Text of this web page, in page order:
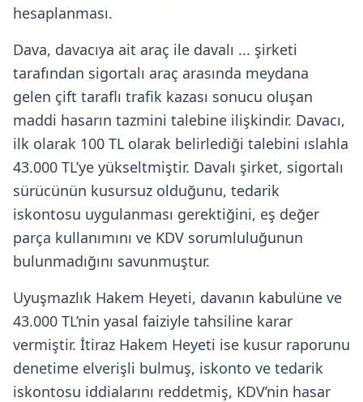
hesaplanması.
Dava, davacıya ait araç ile davalı ... şirketi
tarafından sigortalı araç arasında meydana
gelen çift taraflı trafik kazası sonucu oluşan
maddi hasarın tazmini talebine ilişkindir. Davacı,
ilk olarak 100 TL olarak belirlediği talebini ıslahla
43.000 TL’ye yükseltmiştir. Davalı şirket, sigortalı
sürücünün kusursuz olduğunu, tedarik
iskontosu uygulanması gerektiğini, eş değer
parça kullanımını ve KDV sorumluluğunun
bulunmadığını savunmuştur.
Uyuşmazlık Hakem Heyeti, davanın kabulüne ve
43.000 TL’nin yasal faiziyle tahsiline karar
vermiştir. İtiraz Hakem Heyeti ise kusur raporunu
denetime elverişli bulmuş, iskonto ve tedarik
iskontosu iddialarını reddetmiş, KDV’nin hasar